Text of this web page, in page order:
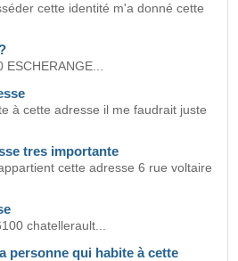
cette identité m'a donné cette
à cette adresse il me faudrait juste
tres importante
cette adresse 6 rue voltaire
chatellerault...
personne qui habite à cette